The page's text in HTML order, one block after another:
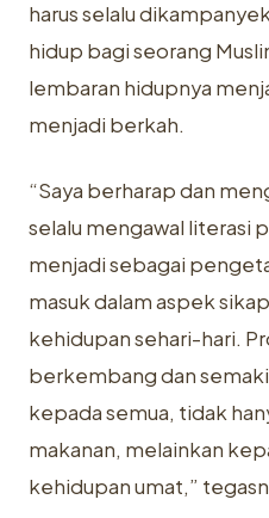
harus selalu
hidup bagi seorang
lembaran hidupnya
menjadi berkah.
“Saya berharap dan
selalu mengawal literasi
menjadi sebagai
masuk dalam aspek
kehidupan sehari-hari.
berkembang dan
kepada semua, tidak
makanan, melainkan
kehidupan umat,”